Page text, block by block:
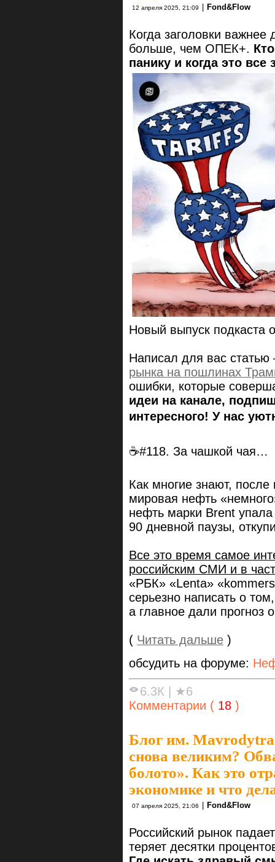
12 апреля 2025, 21:09 | Fond&Flow
Когда заголовки
больше, чем ОПЕК+.
панику и когда это все
Новый выпуск подкаста
Написал для вас
рынка на пошлинах
ошибки, которые
идеи на канале,
интересного! У нас
☕#118. За чашкой чая…
Как многие знают,
мировая нефть
нефть марки Brent
90 дневной паузы,
Все это время самое
российским СМИ и в
«РБК» «Lenta»
серьезно написать о
а главное дали прогноз
( Читать дальше )
обсудить на форуме:
6.3К | ★6
Комментарии ( 18 )
Блог им.
снова великим?
болото». Как это
экономике и что
07 апреля 2025, 21:06 | Fond&Flow
Российский рынок
теряет десятки